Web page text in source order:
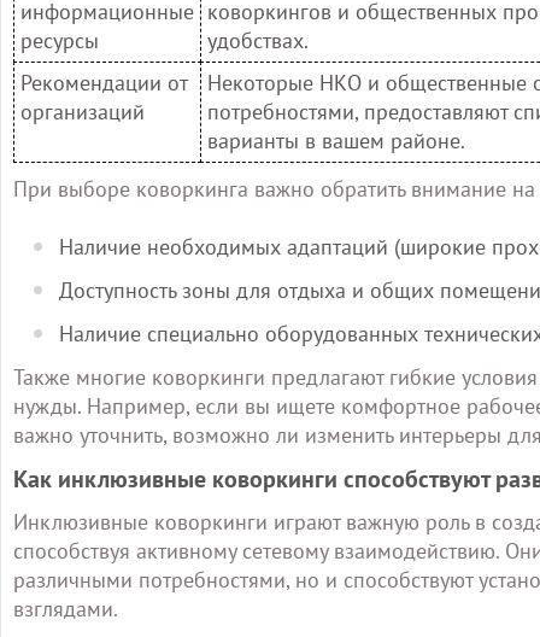
информационные
ресурсы
коворкингов и общественных
удобствах.
Рекомендации от
организаций
Некоторые НКО и общественные
потребностями, предоставляют
варианты в вашем районе.
При выборе коворкинга важно обратить внимание на
Наличие необходимых адаптаций (широкие
Доступность зоны для отдыха и общих
Наличие специально оборудованных
Также многие коворкинги предлагают гибкие
нужды. Например, если вы ищете комфортное
важно уточнить, возможно ли изменить интерьеры
Как инклюзивные коворкинги способствуют
Инклюзивные коворкинги играют важную роль в
способствуя активному сетевому взаимодействию.
различными потребностями, но и способствуют
взглядами.